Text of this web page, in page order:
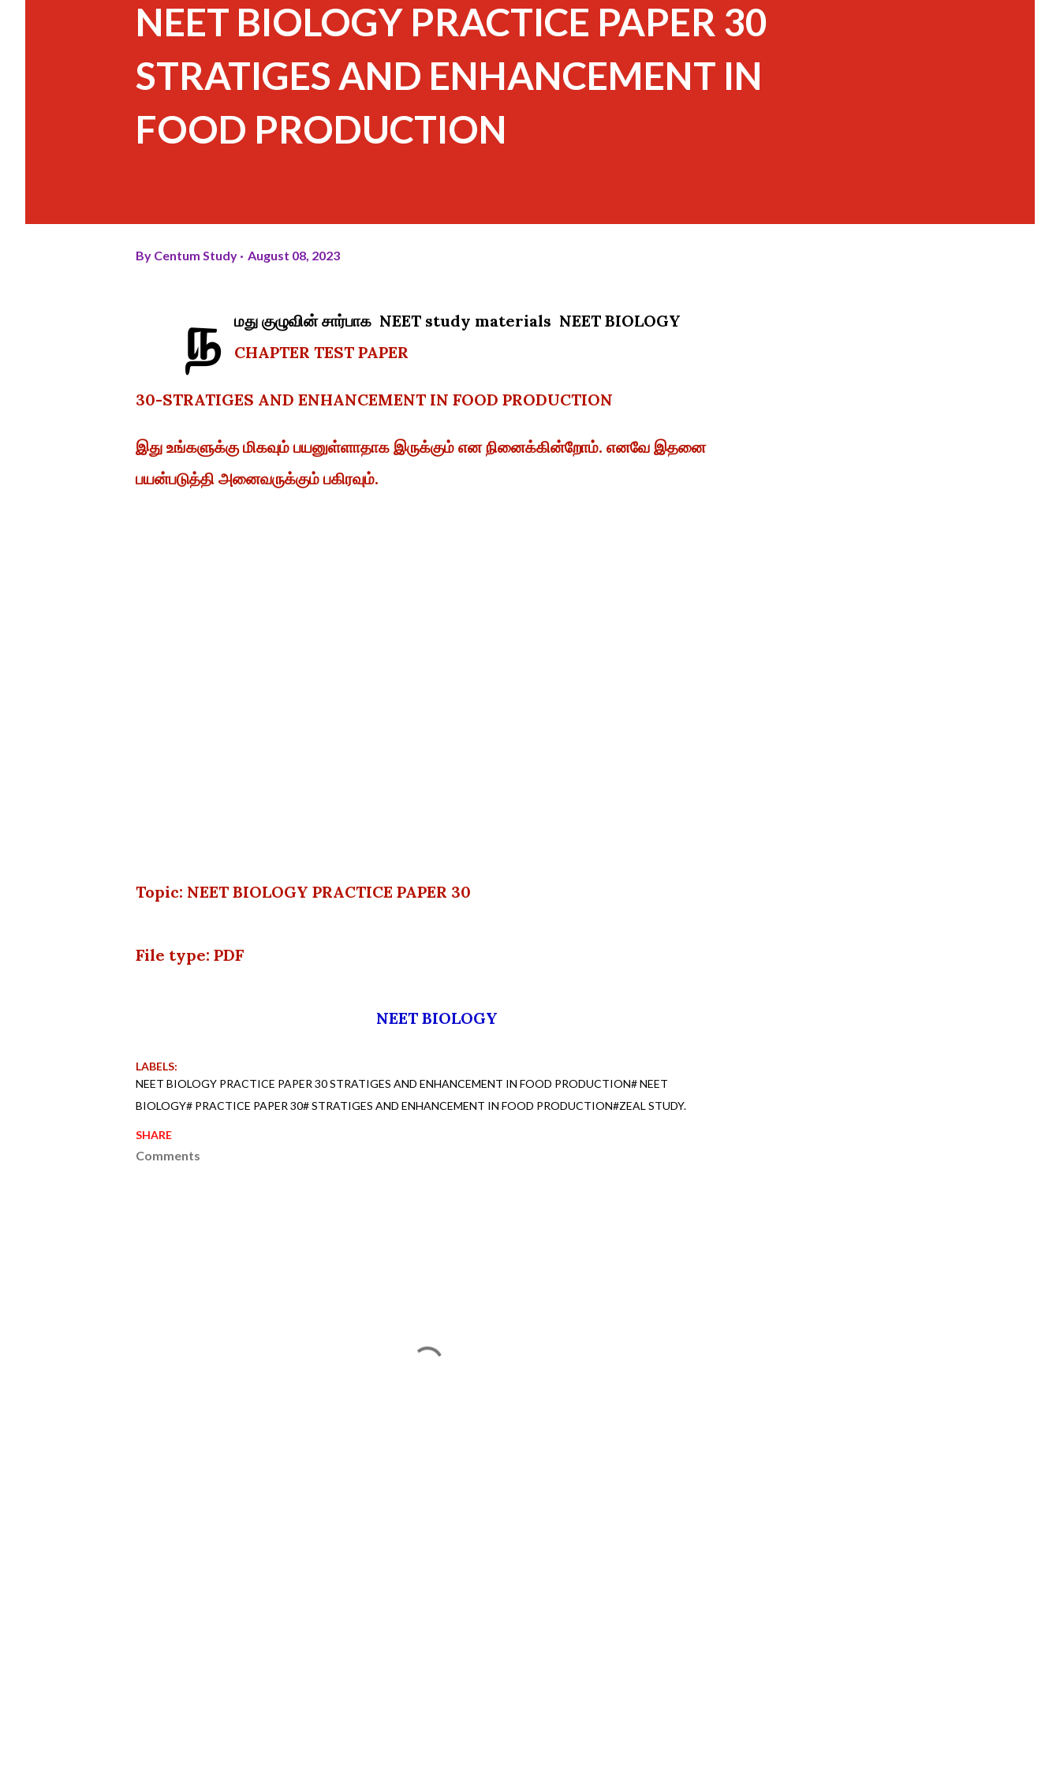
NEET BIOLOGY PRACTICE PAPER 30
STRATIGES AND ENHANCEMENT IN
FOOD PRODUCTION
By Centum Study August 08, 2023
ந
மது குழுவின் சார்பாக NEET study materials NEET BIOLOGY
CHAPTER TEST PAPER
30-STRATIGES AND ENHANCEMENT IN FOOD PRODUCTION
இது உங்களுக்கு மிகவும் பயனுள்ளாதாக இருக்கும் என நினைக்கின்றோம். எனவே இதனை
பயன்படுத்தி அனைவருக்கும் பகிரவும்.
Topic: NEET BIOLOGY PRACTICE PAPER 30
File type: PDF
NEET BIOLOGY
LABELS:
NEET BIOLOGY PRACTICE PAPER 30 STRATIGES AND ENHANCEMENT IN FOOD PRODUCTION# NEET
BIOLOGY# PRACTICE PAPER 30# STRATIGES AND ENHANCEMENT IN FOOD PRODUCTION#ZEAL STUDY.
SHARE
Comments